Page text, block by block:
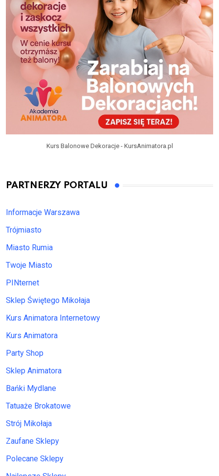
Kurs Balonowe Dekoracje - KursAnimatora.pl
PARTNERZY PORTALU
Informacje Warszawa
Trójmiasto
Miasto Rumia
Twoje Miasto
PINternet
Sklep Świętego Mikołaja
Kurs Animatora Internetowy
Kurs Animatora
Party Shop
Sklep Animatora
Bańki Mydlane
Tatuaże Brokatowe
Strój Mikołaja
Zaufane Sklepy
Polecane Sklepy